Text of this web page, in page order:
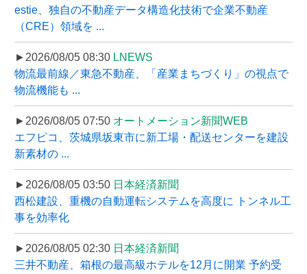
estie、独自の不動産データ構造化技術で企業不動産
（CRE）領域を ...
►2026/08/05 08:30 LNEWS
物流最前線／東急不動産、「産業まちづくり」の視点で
物流機能も ...
►2026/08/05 07:50 オートメーション新聞WEB
エフピコ、茨城県坂東市に新工場・配送センターを建設
新素材の ...
►2026/08/05 03:50 日本経済新聞
西松建設、重機の自動運転システムを高度に トンネル工
事を効率化
►2026/08/05 02:30 日本経済新聞
三井不動産、箱根の最高級ホテルを12月に開業 予約受